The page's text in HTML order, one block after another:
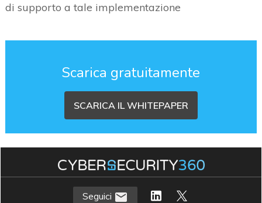
di supporto a tale implementazione
Scarica gratuitamente
SCARICA IL WHITEPAPER
Seguici